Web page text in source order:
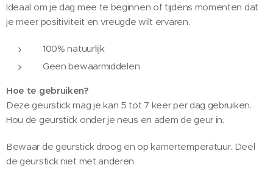
Ideaal om je dag mee te beginnen of tijdens momenten dat
je meer positiviteit en vreugde wilt ervaren.
100% natuurlijk
Geen bewaarmiddelen
Hoe te gebruiken?
Deze geurstick mag je kan 5 tot 7 keer per dag gebruiken.
Hou de geurstick onder je neus en adem de geur in.
Bewaar de geurstick droog en op kamertemperatuur. Deel
de geurstick niet met anderen.